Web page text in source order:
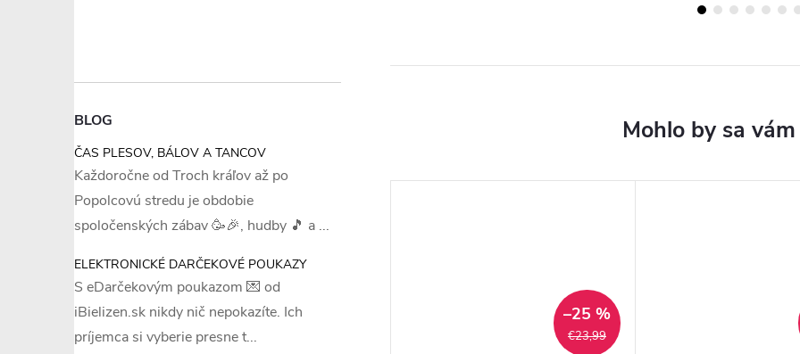
BLOG
ČAS PLESOV, BÁLOV A TANCOV
Každoročne od Troch kráľov až po
Popolcovú stredu je obdobie
spoločenských zábav 🥳🎉, hudby 🎵 a ...
ELEKTRONICKÉ DARČEKOVÉ POUKAZY
S eDarčekovým poukazom 💌 od
iBielizen.sk nikdy nič nepokazíte. Ich
príjemca si vyberie presne t...
€25,20
–18 %
€23,99
–25 %